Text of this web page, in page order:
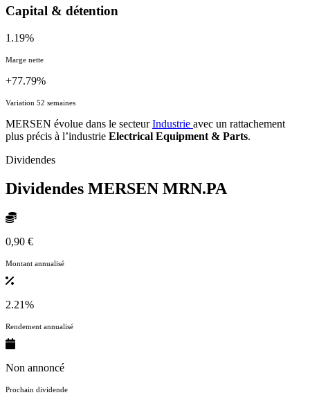
Capital & détention
1.19%
Marge nette
+77.79%
Variation 52 semaines
MERSEN évolue dans le secteurIndustrie avec un rattachement
plus précis à l’industrie Electrical Equipment & Parts.
Dividendes
Dividendes MERSEN MRN.PA
0,90 €
Montant annualisé
2.21%
Rendement annualisé
Non annoncé
Prochain dividende